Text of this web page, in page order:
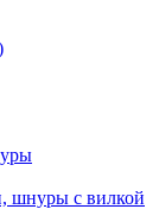
шнуры с вилкой